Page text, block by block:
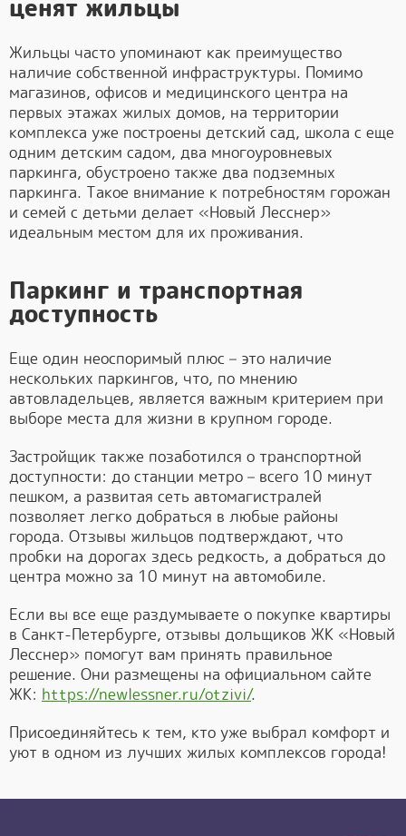
ценят жильцы
Жильцы часто упоминают как преимущество
наличие собственной инфраструктуры. Помимо
магазинов, офисов и медицинского центра на
первых этажах жилых домов, на территории
комплекса уже построены детский сад, школа с еще
одним детским садом, два многоуровневых
паркинга, обустроено также два подземных
паркинга. Такое внимание к потребностям горожан
и семей с детьми делает «Новый Лесснер»
идеальным местом для их проживания.
Паркинг и транспортная
доступность
Еще один неоспоримый плюс – это наличие
нескольких паркингов, что, по мнению
автовладельцев, является важным критерием при
выборе места для жизни в крупном городе.
Застройщик также позаботился о транспортной
доступности: до станции метро – всего 10 минут
пешком, а развитая сеть автомагистралей
позволяет легко добраться в любые районы
города. Отзывы жильцов подтверждают, что
пробки на дорогах здесь редкость, а добраться до
центра можно за 10 минут на автомобиле.
Если вы все еще раздумываете о покупке квартиры
в Санкт-Петербурге, отзывы дольщиков ЖК «Новый
Лесснер» помогут вам принять правильное
решение. Они размещены на официальном сайте
ЖК: https://newlessner.ru/otzivi/.
Присоединяйтесь к тем, кто уже выбрал комфорт и
уют в одном из лучших жилых комплексов города!